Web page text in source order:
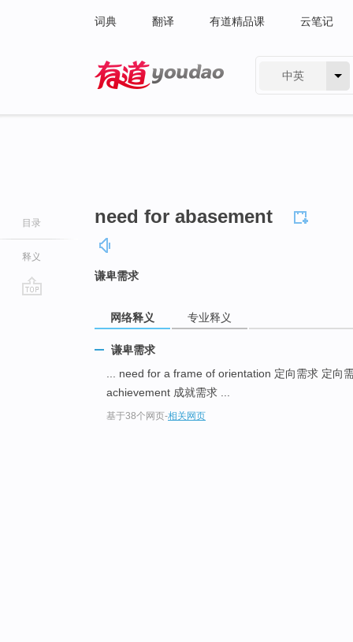
词典 翻译 有道精品课 云笔记
中英
目录
释义
need for abasement
谦卑需求
网络释义 专业释义
谦卑需求
... need for a frame of orientation 定向需求 定向
achievement 成就需求 ...
基于38个网页-相关网页